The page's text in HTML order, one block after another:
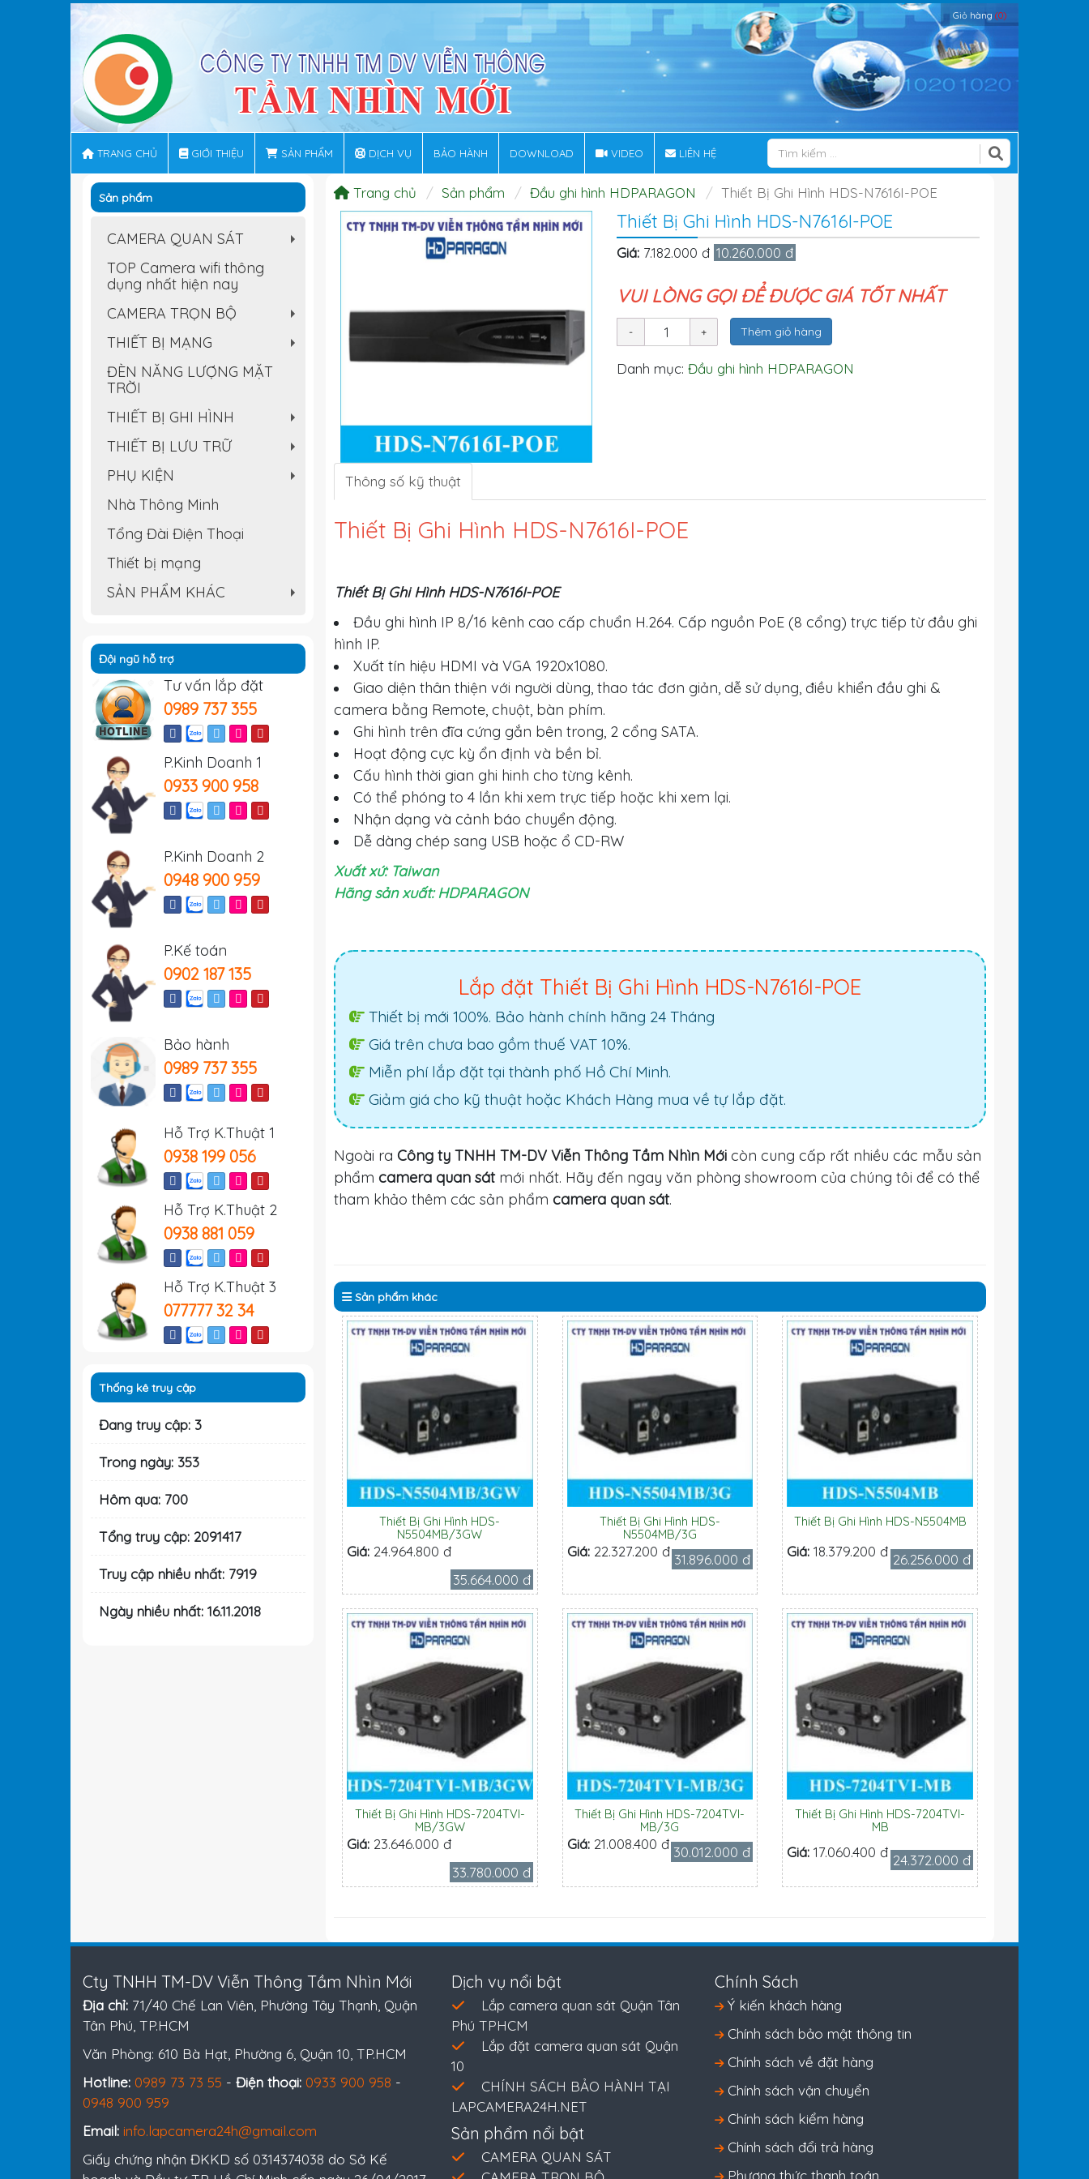
Giỏ hàng (0)
TRANG CHỦ GIỚI THIỆU SẢN PHẨM DỊCH VỤ BẢO HÀNH DOWNLOAD VIDEO LIÊN HỆ
Trang chủ Sản phẩm Đầu ghi hình HDPARAGON Thiết Bị Ghi Hình HDS-N7616I-POE
Thiết Bị Ghi Hình HDS-N7616I-POE
Giá: 7.182.000 đ 10.260.000 đ
VUI LÒNG GỌI ĐỂ ĐƯỢC GIÁ TỐT NHẤT
Thêm giỏ hàng
Danh mục:Đầu ghi hình HDPARAGON
Thông số kỹ thuật
Thiết Bị Ghi Hình HDS-N7616I-POE
Thiết Bị Ghi Hình HDS-N7616I-POE
Đầu ghi hình IP 8/16 kênh cao cấp chuẩn H.264. Cấp nguồn PoE (8 cổng) trực tiếp từ đầu ghi
hình IP.
Xuất tín hiệu HDMI và VGA 1920x1080.
Giao diện thân thiện với người dùng, thao tác đơn giản, dễ sử dụng, điều khiển đầu ghi &
camera bằng Remote, chuột, bàn phím.
Ghi hình trên đĩa cứng gắn bên trong, 2 cổng SATA.
Hoạt động cực kỳ ổn định và bền bỉ.
Cấu hình thời gian ghi hinh cho từng kênh.
Có thể phóng to 4 lần khi xem trực tiếp hoặc khi xem lại.
Nhận dạng và cảnh báo chuyển động.
Dễ dàng chép sang USB hoặc ổ CD-RW
Xuất xứ: Taiwan
Hãng sản xuất: HDPARAGON
Lắp đặt Thiết Bị Ghi Hình HDS-N7616I-POE
Thiết bị mới 100%. Bảo hành chính hãng 24 Tháng
Giá trên chưa bao gồm thuế VAT 10%.
Miễn phí lắp đặt tại thành phố Hồ Chí Minh.
Giảm giá cho kỹ thuật hoặc Khách Hàng mua về tự lắp đặt.
Ngoài ra Công ty TNHH TM-DV Viễn Thông Tầm Nhìn Mới còn cung cấp rất nhiều các mẫu sản
phẩm camera quan sátmới nhất. Hãy đến ngay văn phòng showroom của chúng tôi để có thể
tham khảo thêm các sản phẩm camera quan sát.
Sản phẩm khác
Thiết Bị Ghi Hình HDS-
N5504MB/3GW
Giá: 24.964.800 đ
35.664.000 đ
Thiết Bị Ghi Hình HDS-
N5504MB/3G
Giá: 22.327.200 đ 31.896.000 đ
Thiết Bị Ghi Hình HDS-N5504MB
Giá:18.379.200 đ 26.256.000 đ
Thiết Bị Ghi Hình HDS-7204TVI-
MB/3GW
Giá: 23.646.000 đ
33.780.000 đ
Thiết Bị Ghi Hình HDS-7204TVI-
MB/3G
Giá: 21.008.400 đ 30.012.000 đ
Thiết Bị Ghi Hình HDS-7204TVI-
MB
Giá:17.060.400 đ 24.372.000 đ
Sản phẩm
CAMERA QUAN SÁT
TOP Camera wifi thông
dụng nhất hiện nay
CAMERA TRỌN BỘ
THIẾT BỊ MẠNG
ĐÈN NĂNG LƯỢNG MẶT
TRỜI
THIẾT BỊ GHI HÌNH
THIẾT BỊ LƯU TRỮ
PHỤ KIỆN
Nhà Thông Minh
Tổng Đài Điện Thoại
Thiết bị mạng
SẢN PHẨM KHÁC
Đội ngũ hỗ trợ
Tư vấn lắp đặt
0989 737 355
P.Kinh Doanh 1
0933 900 958
P.Kinh Doanh 2
0948 900 959
P.Kế toán
0902 187 135
Bảo hành
0989 737 355
Hỗ Trợ K.Thuật 1
0938 199 056
Hỗ Trợ K.Thuật 2
0938 881 059
Hỗ Trợ K.Thuật 3
077777 32 34
Thống kê truy cập
Đang truy cập: 3
Trong ngày: 353
Hôm qua: 700
Tổng truy cập: 2091417
Truy cập nhiều nhất: 7919
Ngày nhiều nhất: 16.11.2018
Cty TNHH TM-DV Viễn Thông Tầm Nhìn Mới
Địa chỉ: 71/40 Chế Lan Viên, Phường Tây Thạnh, Quận
Tân Phú, TP.HCM
Văn Phòng: 610 Bà Hạt, Phường 6, Quận 10, TP.HCM
Hotline: 0989 73 73 55 - Điện thoại: 0933 900 958 -
0948 900 959
Email: info.lapcamera24h@gmail.com
Giấy chứng nhận ĐKKD số 0314374038 do Sở Kế
Dịch vụ nổi bật
Lắp camera quan sát Quận Tân
Phú TPHCM
Lắp đặt camera quan sát Quận
10
CHÍNH SÁCH BẢO HÀNH TẠI
LAPCAMERA24H.NET
Sản phẩm nổi bật
CAMERA QUAN SÁT
Chính Sách
Ý kiến khách hàng
Chính sách bảo mật thông tin
Chính sách về đặt hàng
Chính sách vận chuyển
Chính sách kiểm hàng
Chính sách đổi trả hàng